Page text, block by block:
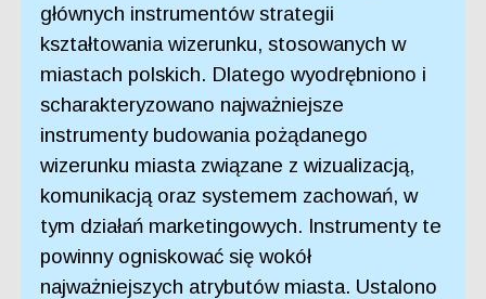
głównych instrumentów strategii
kształtowania wizerunku, stosowanych w
miastach polskich. Dlatego wyodrębniono i
scharakteryzowano najważniejsze
instrumenty budowania pożądanego
wizerunku miasta związane z wizualizacją,
komunikacją oraz systemem zachowań, w
tym działań marketingowych. Instrumenty te
powinny ogniskować się wokół
najważniejszych atrybutów miasta. Ustalono